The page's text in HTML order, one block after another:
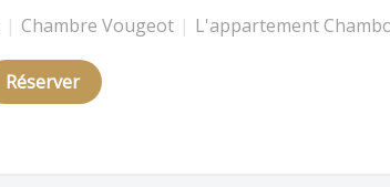
| Chambre Vougeot | L'appartement
Réserver